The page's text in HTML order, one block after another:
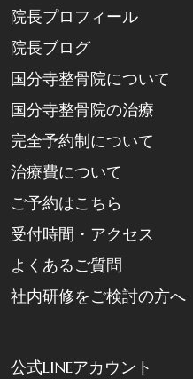
院長プロフィール
院長ブログ
国分寺整骨院について
国分寺整骨院の治療
完全予約制について
治療費について
ご予約はこちら
受付時間・アクセス
よくあるご質問
社内研修をご検討の方へ
公式LINEアカウント